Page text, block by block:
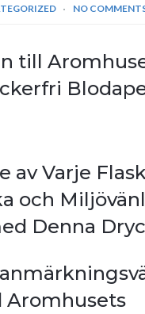
NO
till
av Varje
och
Denna
Aromhusets